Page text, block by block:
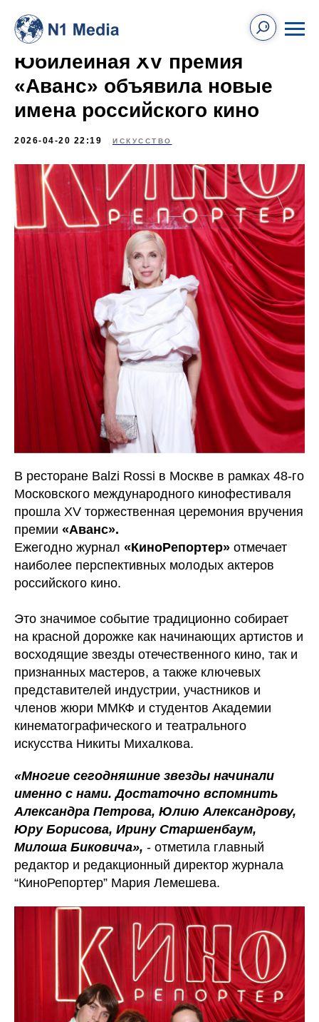
Юбилейная XV премия
«Аванс» объявила новые
имена российского кино
2026-04-20 22:19 ИСКУССТВО
В ресторане Balzi Rossi в Москве в рамках 48-го
Московского международного кинофестиваля
прошла XV торжественная церемония вручения
премии «Аванс».
Ежегодно журнал «КиноРепортер» отмечает
наиболее перспективных молодых актеров
российского кино.
Это значимое событие традиционно собирает
на красной дорожке как начинающих артистов и
восходящие звезды отечественного кино, так и
признанных мастеров, а также ключевых
представителей индустрии, участников и
членов жюри ММКФ и студентов Академии
кинематографического и театрального
искусства Никиты Михалкова.
«Многие сегодняшние звезды начинали
именно с нами. Достаточно вспомнить
Александра Петрова, Юлию Александрову,
Юру Борисова, Ирину Старшенбаум,
Милоша Биковича», - отметила главный
редактор и редакционный директор журнала
“КиноРепортер” Мария Лемешева.